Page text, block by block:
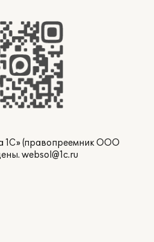
1С» (правопреемник ООО
websol@1c.ru